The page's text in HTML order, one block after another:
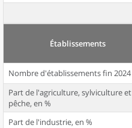
Établissements
Nombre d'établissements fin 2024
Part de l'agriculture, sylviculture et
pêche, en %
Part de l'industrie, en %